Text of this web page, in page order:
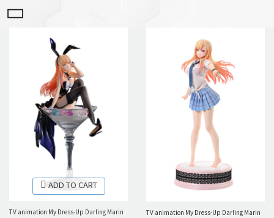
ADD TO CART
TV animation My Dress-Up Darling Marin
TV animation My Dress-Up Darling Marin